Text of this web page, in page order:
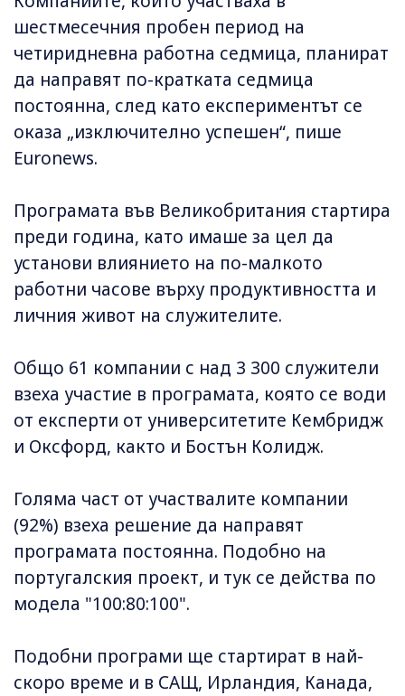
шестмесечния пробен период на
четиридневна работна седмица, планират
да направят по-кратката седмица
постоянна, след като експериментът се
оказа „изключително успешен“, пише
Euronews.
Програмата във Великобритания стартира
преди година, като имаше за цел да
установи влиянието на по-малкото
работни часове върху продуктивността и
личния живот на служителите.
Общо 61 компании с над 3 300 служители
взеха участие в програмата, която се води
от експерти от университетите Кембридж
и Оксфорд, както и Бостън Колидж.
Голяма част от участвалите компании
(92%) взеха решение да направят
програмата постоянна. Подобно на
португалския проект, и тук се действа по
модела "100:80:100".
Подобни програми ще стартират в най-
скоро време и в САЩ, Ирландия, Канада,